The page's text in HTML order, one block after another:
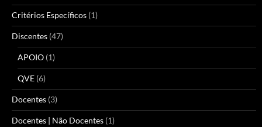
Critérios Específicos (1)
Discentes (47)
APOIO (1)
QVE (6)
Docentes (3)
Docentes | Não Docentes (1)